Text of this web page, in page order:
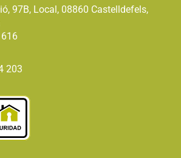
97B, Local, 08860 Castelldefels,
203